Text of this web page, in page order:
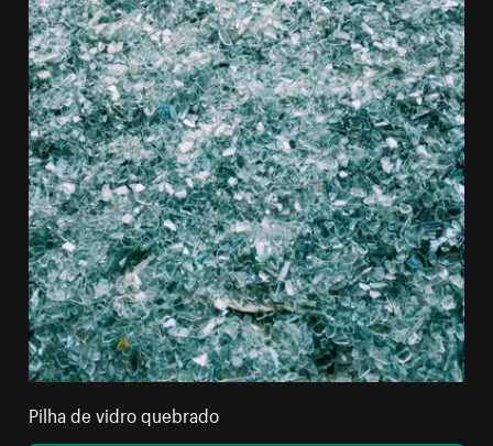
Pilha de vidro quebrado